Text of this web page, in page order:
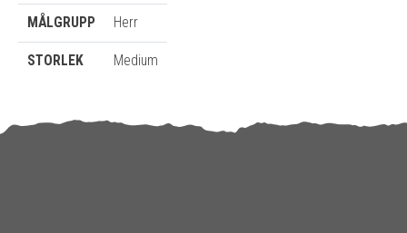
MÅLGRUPP Herr
STORLEK Medium